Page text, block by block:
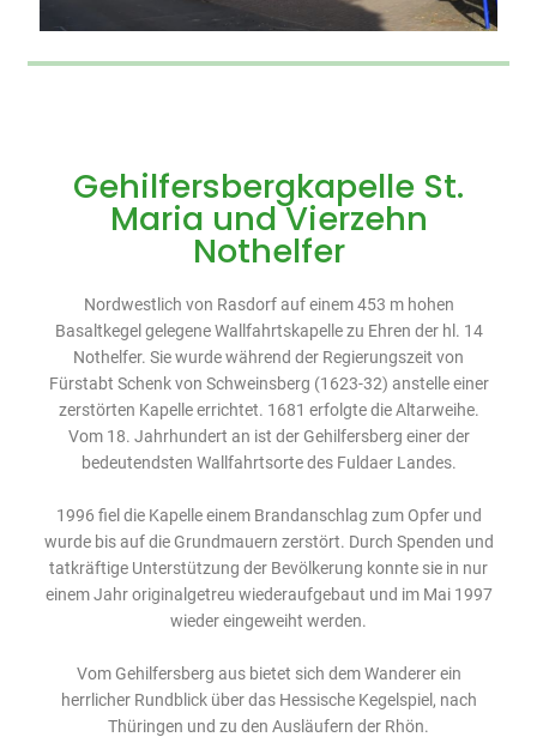
Gehilfersbergkapelle St.
Maria und Vierzehn
Nothelfer
Nordwestlich von Rasdorf auf einem 453 m hohen
Basaltkegel gelegene Wallfahrtskapelle zu Ehren der hl. 14
Nothelfer. Sie wurde während der Regierungszeit von
Fürstabt Schenk von Schweinsberg (1623-32) anstelle einer
zerstörten Kapelle errichtet. 1681 erfolgte die Altarweihe.
Vom 18. Jahrhundert an ist der Gehilfersberg einer der
bedeutendsten Wallfahrtsorte des Fuldaer Landes.
1996 fiel die Kapelle einem Brandanschlag zum Opfer und
wurde bis auf die Grundmauern zerstört. Durch Spenden und
tatkräftige Unterstützung der Bevölkerung konnte sie in nur
einem Jahr originalgetreu wiederaufgebaut und im Mai 1997
wieder eingeweiht werden.
Vom Gehilfersberg aus bietet sich dem Wanderer ein
herrlicher Rundblick über das Hessische Kegelspiel, nach
Thüringen und zu den Ausläufern der Rhön.